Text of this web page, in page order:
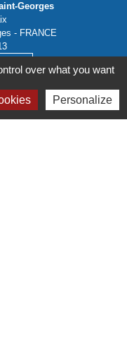
Georges
- FRANCE
over what you want
Personalize